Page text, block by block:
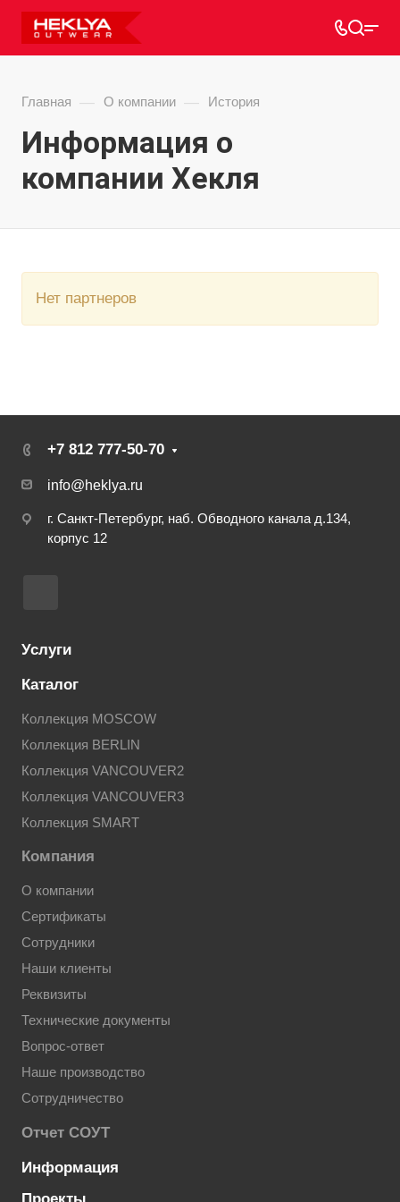
Главная — О компании — История
Информация о
компании Хекля
Нет партнеров
+7 812 777-50-70
info@heklya.ru
г. Санкт-Петербург, наб. Обводного канала д.134,
корпус 12
Услуги
Каталог
Коллекция MOSCOW
Коллекция BERLIN
Коллекция VANCOUVER2
Коллекция VANCOUVER3
Коллекция SMART
Компания
О компании
Сертификаты
Сотрудники
Наши клиенты
Реквизиты
Технические документы
Вопрос-ответ
Наше производство
Сотрудничество
Отчет СОУТ
Информация